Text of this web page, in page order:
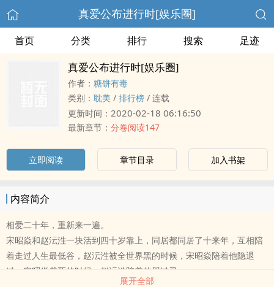
真爱公布进行时[娱乐圈]
首页 分类 排行 搜索 足迹
真爱公布进行时[娱乐圈]
作者： 糖饼有毒
类别： 耽美 / 排行榜 / 连载
更新时间： 2020-02-18 06:16:50
最新章节： 分卷阅读147
立即阅读 章节目录 加入书架
内容简介
相爱二十年，重新来一遍。
宋昭焱和赵沄泩一块活到四十岁靠上，同居都同居了十来年，互相陪
着走过人生最低谷，赵沄泩被全世界黑的时候，宋昭焱陪着他隐退
过，宋昭焱爹死的时候，赵沄泩陪着他哭过灵。
展开全部